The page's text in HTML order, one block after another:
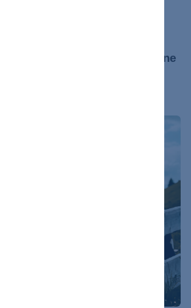
častejšie zdôrazňujú, že
kvalitné lokálne a sezónne